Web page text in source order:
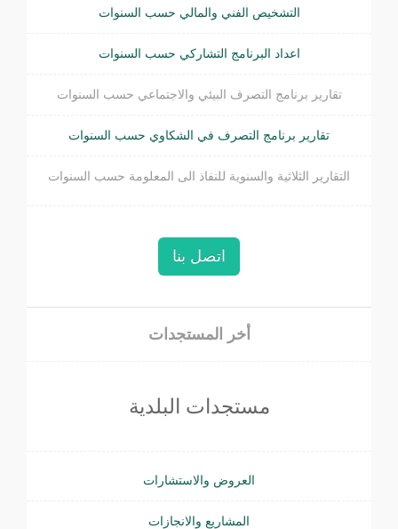
التشخيص الفني والمالي حسب السنوات
اعداد البرنامج التشاركي حسب السنوات
تقارير برنامج التصرف البيئي والاجتماعي حسب السنوات
تقارير برنامج التصرف في الشكاوي حسب السنوات
التقارير الثلاثية والسنوية للنفاذ الى المعلومة حسب السنوات
اتصل بنا
أخر المستجدات
مستجدات البلدية
العروض والاستشارات
المشاريع والانجازات